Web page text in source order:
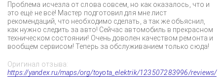
Проблема исчезла от слова совсем, но как оказалось, что и
это ещё не всё! Мастер подготовил для мне лист
рекомендаций, что необходимо сделать, а так же объяснил,
как нужно следить за авто! Сейчас автомобиль в прекрасном
техническом состоянии! Очень доволен качеством ремонта и
вообщем сервисом! Теперь за обслуживанием только сюда!
Оригинал отзыва:
https://yandex.ru/maps/org/toyota_elektrik/123507283996/reviews/